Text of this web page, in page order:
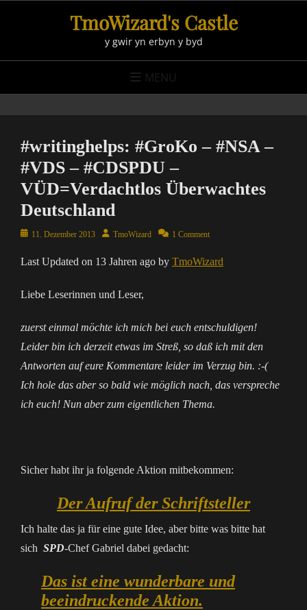
TmoWizard's Castle
y gwir yn erbyn y byd
MENU
#writinghelps: #GroKo – #NSA –
#VDS – #CDSPDU –
VÜD=Verdachtlos Überwachtes
Deutschland
Posted11. Dezember 2013 AuthorTmoWizard 1 Comment
Last Updated on 13 Jahren ago by TmoWizard
Liebe Leserinnen und Leser,
zuerst einmal möchte ich mich bei euch entschuldigen!
Leider bin ich derzeit etwas im Streß, so daß ich mit den
Antworten auf eure Kommentare leider im Verzug bin. :-(
Ich hole das aber so bald wie möglich nach, das verspreche
ich euch! Nun aber zum eigentlichen Thema.
Sicher habt ihr ja folgende Aktion mitbekommen:
Der Aufruf der Schriftsteller
Ich halte das ja für eine gute Idee, aber bitte was bitte hat
sich SPD-Chef Gabriel dabei gedacht:
Das ist eine wunderbare und
beeindruckende Aktion.